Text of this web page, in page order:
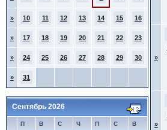
» 10 11 12 13 14 15 16
» 17 18 19 20 21 22 23
» 24 25 26 27 28 29 30
» 31
Сентябрь 2026
П В С Ч П С В
»
»